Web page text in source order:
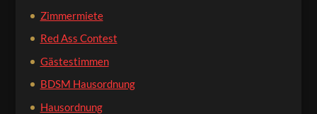
Zimmermiete
Red Ass Contest
Gästestimmen
BDSM Hausordnung
Hausordnung